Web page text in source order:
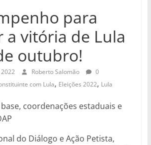
para
a vitória de Lula
outubro!
Roberto Salomão
0
com Lula, Eleições 2022, Lula
coordenações estaduais e
do Diálogo e Ação Petista,